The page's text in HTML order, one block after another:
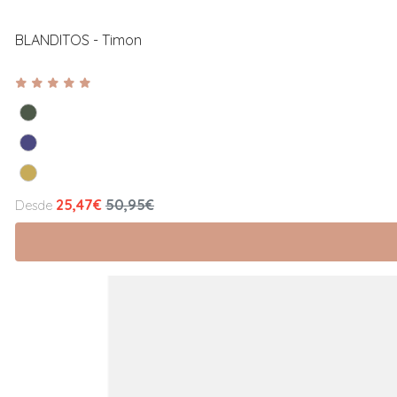
BLANDITOS - Timon
Desde 25,47€ 50,95€